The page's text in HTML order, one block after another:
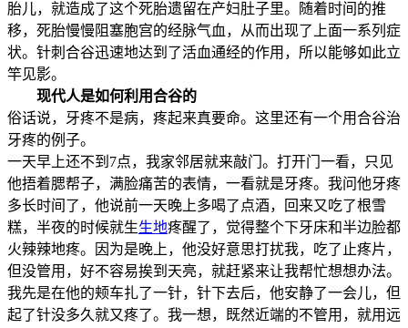
胎儿，就造成了这个死胎遗留在产妇肚子里。随着时间的推
移，死胎慢慢阻塞胞宫的经脉气血，从而出现了上面一系列症
状。针刺合谷迅速地达到了活血通经的作用，所以能够如此立
竿见影。
现代人是如何利用合谷的
俗话说，牙疼不是病，疼起来真要命。这里还有一个用合谷治
牙疼的例子。
一天早上还不到7点，我家邻居就来敲门。打开门一看，只见
他捂着腮帮子，满脸痛苦的表情，一看就是牙疼。我问他牙疼
多长时间了，他说前一天晚上多喝了点酒，回来又吃了根雪
糕，半夜的时候就生生地疼醒了，觉得整个下牙床和半边脸都
火辣辣地疼。因为是晚上，他没好意思打扰我，吃了止疼片，
但没管用，好不容易挨到天亮，就赶紧来让我帮忙想想办法。
我先是在他的颊车扎了一针，针下去后，他安静了一会儿，但
起了针没多久就又疼了。我一想，既然近端的不管用，就用远